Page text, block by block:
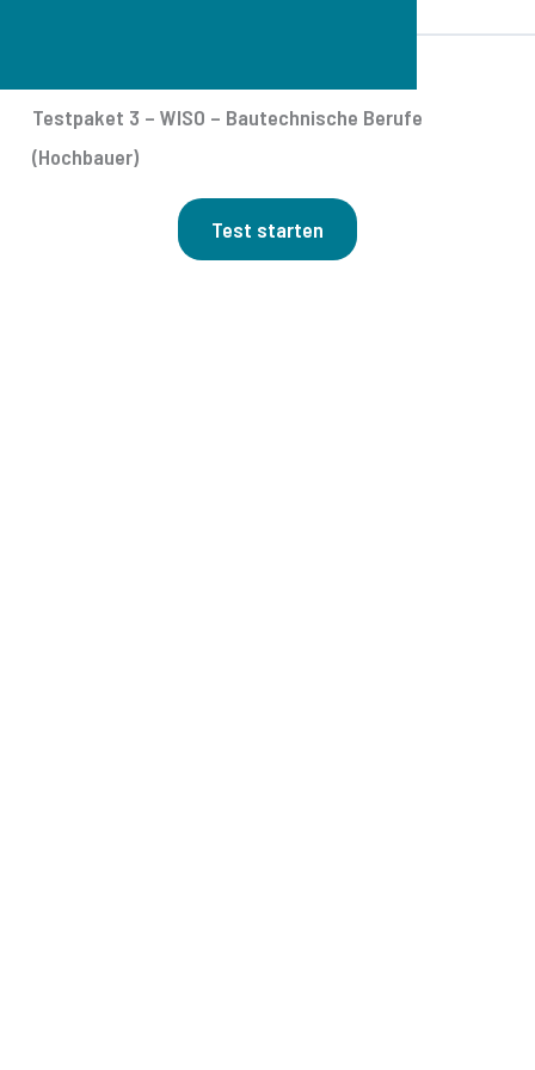
Testpaket 3 – WISO – Bautechnische Berufe
(Hochbauer)